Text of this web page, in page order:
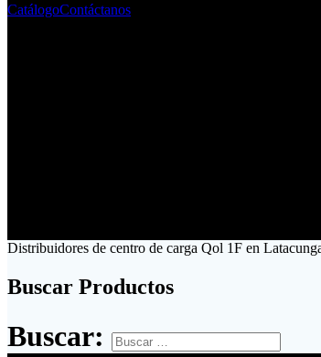
CatálogoContáctanos
Distribuidores de centro de carga Qol 1F en
Buscar Productos
Buscar: